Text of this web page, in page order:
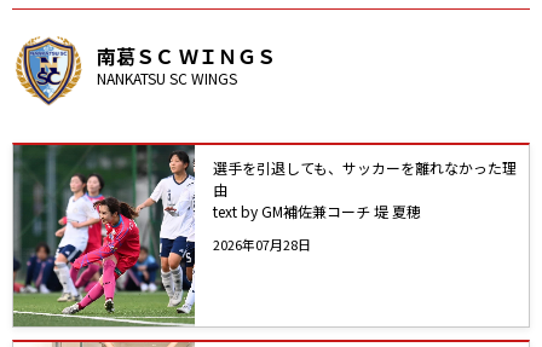
南葛ＳＣ ＷＩＮＧＳ
NANKATSU SC WINGS
選手を引退しても、サッカーを離れなかった理
由
text by GM補佐兼コーチ 堤 夏穂
2026年07月28日